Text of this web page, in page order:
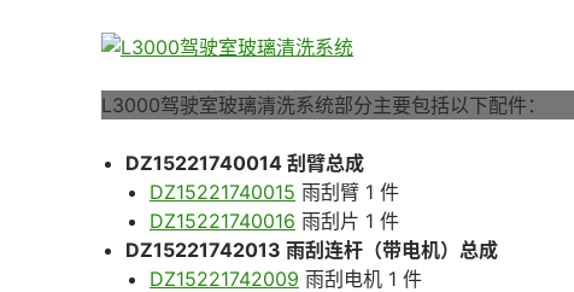
L3000驾驶室玻璃清洗系统部分主要包括以下配件：
DZ15221740014 刮臂总成
DZ15221740015 雨刮臂 1 件
DZ15221740016 雨刮片 1 件
DZ15221742013 雨刮连杆（带电机）总成
DZ15221742009 雨刮电机 1 件